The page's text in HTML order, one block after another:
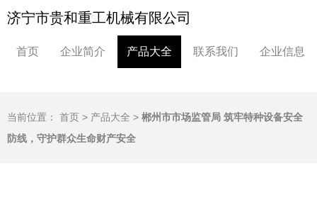
济宁市贵和重工机械有限公司
首页 企业简介 产品大全 联系我们 企业信息
当前位置： 首页 > 产品大全 > 郴州市市场监管局 筑牢特种设备安全
防线，守护群众生命财产安全